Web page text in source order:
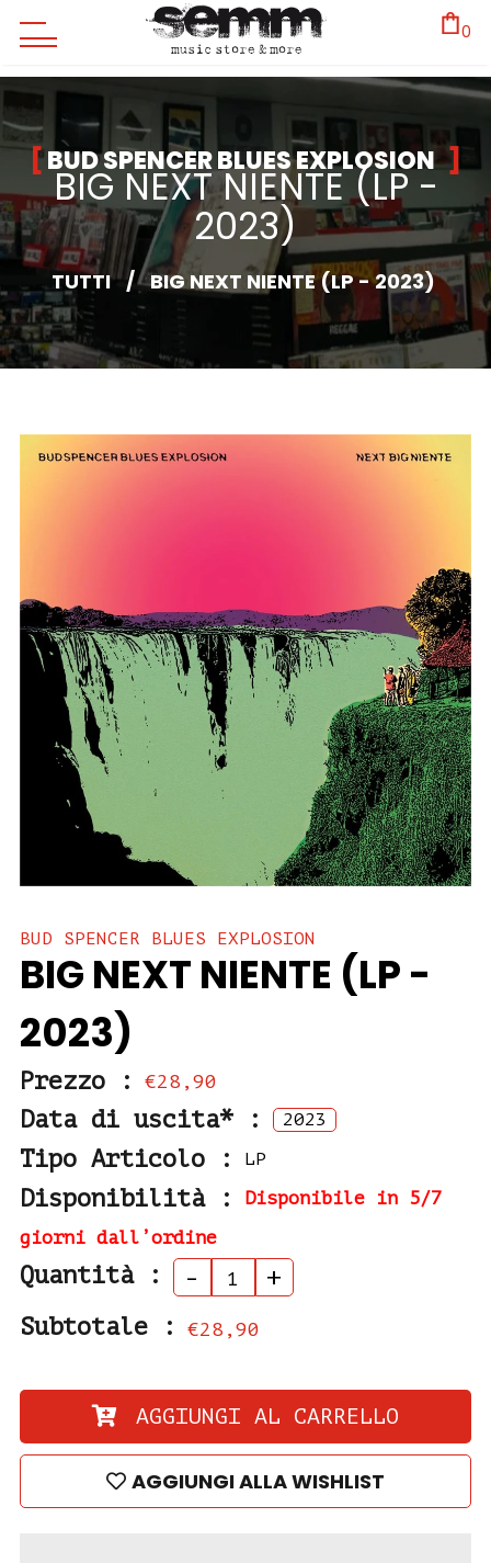
0
BUD SPENCER BLUES EXPLOSION
BIG NEXT NIENTE (LP -
2023)
TUTTI / BIG NEXT NIENTE (LP - 2023)
BUD SPENCER BLUES EXPLOSION
BIG NEXT NIENTE (LP -
2023)
Prezzo : €28,90
Data di uscita* : 2023
Tipo Articolo : LP
Disponibilità :
Disponibile in 5/7
giorni dall’ordine
Quantità : - +
Subtotale : €28,90
AGGIUNGI AL CARRELLO
AGGIUNGI ALLA WISHLIST